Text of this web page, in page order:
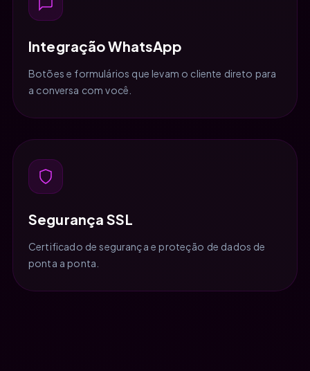
Integração WhatsApp
Botões e formulários que levam o cliente direto para
a conversa com você.
Segurança SSL
Certificado de segurança e proteção de dados de
ponta a ponta.